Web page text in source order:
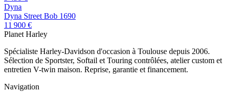
Dyna
Dyna Street Bob 1690
11 900 €
Planet Harley
Spécialiste Harley-Davidson d'occasion à Toulouse depuis 2006.
Sélection de Sportster, Softail et Touring contrôlées, atelier custom et
entretien V-twin maison. Reprise, garantie et financement.
Navigation